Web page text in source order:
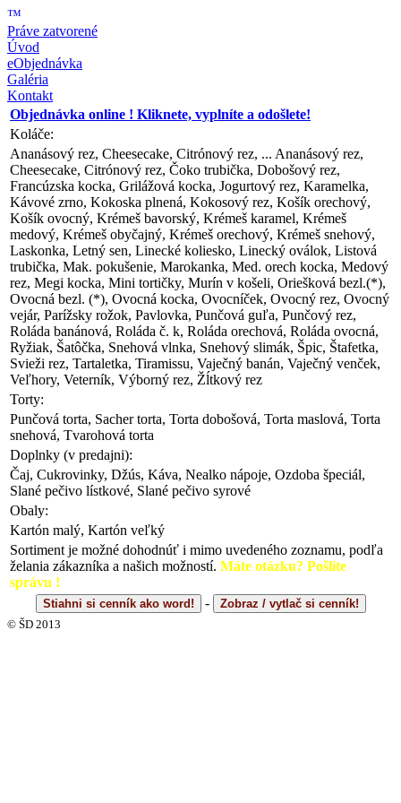
™
Práve zatvorené
Úvod
eObjednávka
Galéria
Kontakt
Objednávka online ! Kliknete, vyplníte a odošlete!
Koláče:
Ananásový rez, Cheesecake, Citrónový rez, ... Ananásový rez,
Cheesecake, Citrónový rez, Čoko trubička, Dobošový rez,
Francúzska kocka, Grilážová kocka, Jogurtový rez, Karamelka,
Kávové zrno, Kokoska plnená, Kokosový rez, Košík orechový,
Košík ovocný, Krémeš bavorský, Krémeš karamel, Krémeš
medový, Krémeš obyčajný, Krémeš orechový, Krémeš snehový,
Laskonka, Letný sen, Linecké koliesko, Linecký oválok, Listová
trubička, Mak. pokušenie, Marokanka, Med. orech kocka, Medový
rez, Megi kocka, Mini tortičky, Murín v košeli, Oriešková bezl.(*),
Ovocná bezl. (*), Ovocná kocka, Ovocníček, Ovocný rez, Ovocný
vejár, Parížsky rožok, Pavlovka, Punčová guľa, Punčový rez,
Roláda banánová, Roláda č. k, Roláda orechová, Roláda ovocná,
Ryžiak, Šatôčka, Snehová vlnka, Snehový slimák, Špic, Štafetka,
Svieži rez, Tartaletka, Tiramissu, Vaječný banán, Vaječný venček,
Veľhory, Veterník, Výborný rez, Žĺtkový rez
Torty:
Punčová torta, Sacher torta, Torta dobošová, Torta maslová, Torta
snehová, Tvarohová torta
Doplnky (v predajni):
Čaj, Cukrovinky, Džús, Káva, Nealko nápoje, Ozdoba špeciál,
Slané pečivo lístkové, Slané pečivo syrové
Obaly:
Kartón malý, Kartón veľký
Sortiment je možné dohodnúť i mimo uvedeného zoznamu, podľa
želania zákazníka a našich možností. Máte otázku? Pošlite
správu !
Stiahni si cenník ako word! -
Zobraz / vytlač si cenník!
© ŠD 2013